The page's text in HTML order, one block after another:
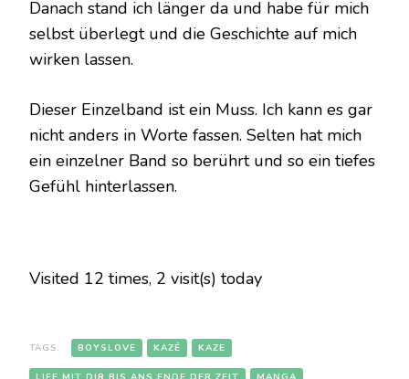
Danach stand ich länger da und habe für mich
selbst überlegt und die Geschichte auf mich
wirken lassen.
Dieser Einzelband ist ein Muss. Ich kann es gar
nicht anders in Worte fassen. Selten hat mich
ein einzelner Band so berührt und so ein tiefes
Gefühl hinterlassen.
Visited 12 times, 2 visit(s) today
TAGS: BOYSLOVE KAZÉ KAZE